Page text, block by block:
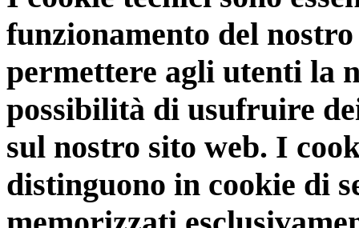
funzionamento del
permettere agli utenti la
possibilità di usufruire
sul nostro sito web. I
distinguono in cookie di